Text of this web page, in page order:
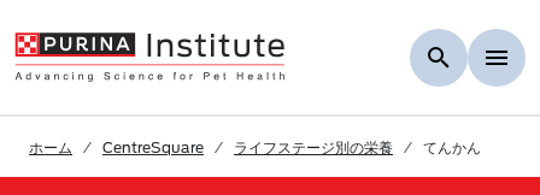
ホーム CentreSquare ライフステージ別の栄養 てんかん